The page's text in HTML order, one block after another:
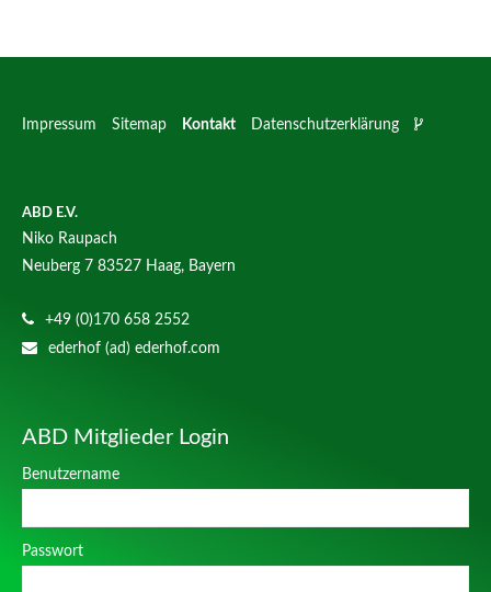
Impressum Sitemap Kontakt Datenschutzerklärung
ABD E.V.
Niko Raupach
Neuberg 7 83527 Haag, Bayern
+49 (0)170 658 2552
ederhof (ad) ederhof.com
ABD Mitglieder Login
Benutzername
Passwort